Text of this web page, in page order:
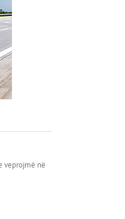
veprojmë në